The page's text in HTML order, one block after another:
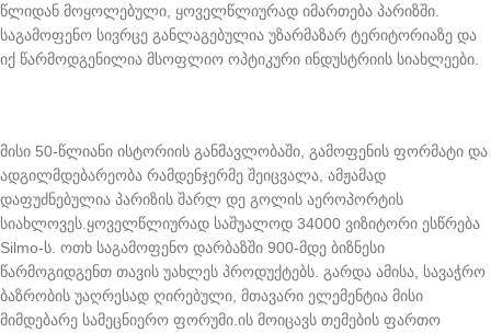
წლიდან მოყოლებული, ყოველწლიურად იმართება პარიზში.
საგამოფენო სივრცე განლაგებულია უზარმაზარ ტერიტორიაზე და
იქ წარმოდგენილია მსოფლიო ოპტიკური ინდუსტრიის სიახლეები.
მისი 50-წლიანი ისტორიის განმავლობაში, გამოფენის ფორმატი და
ადგილმდებარეობა რამდენჯერმე შეიცვალა, ამჟამად
დაფუძნებულია პარიზის შარლ დე გოლის აეროპორტის
სიახლოვეს.ყოველწლიურად საშუალოდ 34000 ვიზიტორი ესწრება
Silmo-ს. ოთხ საგამოფენო დარბაზში 900-მდე ბიზნესი
წარმოგიდგენთ თავის უახლეს პროდუქტებს. გარდა ამისა, სავაჭრო
ბაზრობის უაღრესად ღირებული, მთავარი ელემენტია მისი
მიმდებარე სამეცნიერო ფორუმი.ის მოიცავს თემების ფართო